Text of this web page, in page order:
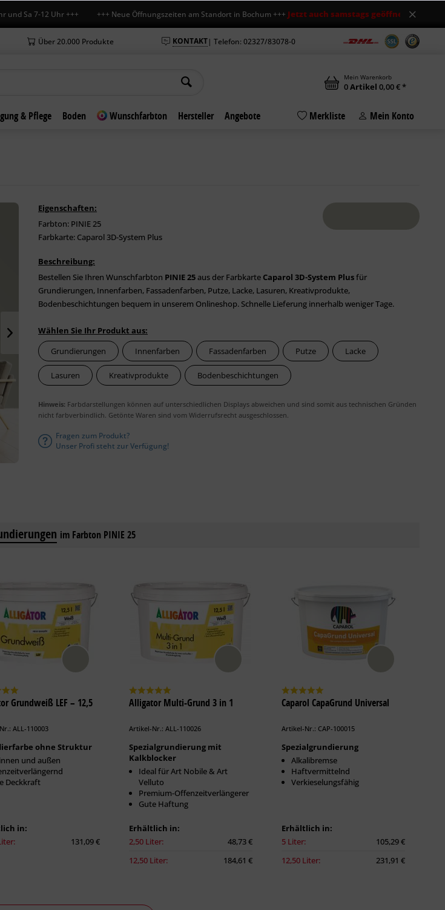
7-12 Uhr +++ +++ Neue Öffnungszeiten am Standort in Bochum +++Jetzt auch samstags geöffnet+++ Mo-Fr 7-18
Über 20.000 Produkte KONTAKT| Telefon: 02327/83078-0
Mein Warenkorb
0Artikel 0,00 € *
& Pflege Boden Wunschfarbton Hersteller Angebote Merkliste Mein Konto
Eigenschaften:
Farbton: PINIE 25
Farbkarte: Caparol 3D-System Plus
Beschreibung:
Bestellen Sie Ihren Wunschfarbton PINIE 25aus der Farbkarte Caparol 3D-System Plusfür
Grundierungen, Innenfarben, Fassadenfarben, Putze, Lacke, Lasuren, Kreativprodukte,
Bodenbeschichtungen bequem in unserem Onlineshop. Schnelle Lieferung innerhalb weniger Tage.
Wählen Sie Ihr Produkt aus:
Grundierungen
Innenfarben Fassadenfarben Putze Lacke
Lasuren Kreativprodukte Bodenbeschichtungen
Hinweis: Farbdarstellungen können auf unterschiedlichen Displays abweichen und sind somit aus technischen Gründen
nicht farbverbindlich. Getönte Waren sind vom Widerrufsrecht ausgeschlossen.
Fragen zum Produkt?
Unser Profi steht zur Verfügung!
im Farbton PINIE 25
Grundweiß LEF – 12,5
ALL-110003
ohne Struktur
und außen
Deckkraft
in:
131,09 €
Alligator Multi-Grund 3 in 1
Artikel-Nr.: ALL-110026
Spezialgrundierung mit
Kalkblocker
Ideal für Art Nobile & Art
Velluto
Premium-Offenzeitverlängerer
Gute Haftung
Erhältlich in:
2,50 Liter:
48,73 €
12,50 Liter:
184,61 €
Caparol CapaGrund Universal
Artikel-Nr.: CAP-100015
Spezialgrundierung
Alkalibremse
Haftvermittelnd
Verkieselungsfähig
Erhältlich in:
5 Liter:
105,29 €
12,50 Liter:
231,91 €